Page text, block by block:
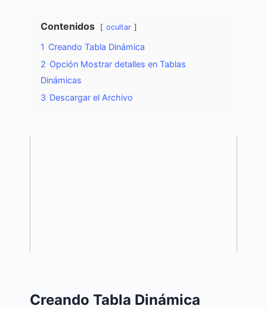
Contenidos ocultar
1 Creando Tabla Dinámica
2 Opción Mostrar detalles en Tablas
Dinámicas
3 Descargar el Archivo
Creando Tabla Dinámica